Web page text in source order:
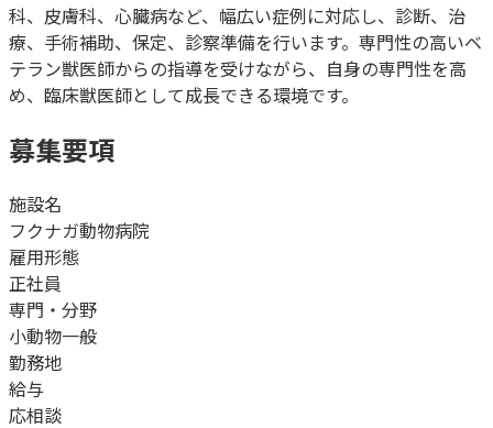
科、皮膚科、心臓病など、幅広い症例に対応し、診断、治
療、手術補助、保定、診察準備を行います。専門性の高いベ
テラン獣医師からの指導を受けながら、自身の専門性を高
め、臨床獣医師として成長できる環境です。
募集要項
施設名
フクナガ動物病院
雇用形態
正社員
専門・分野
小動物一般
勤務地
給与
応相談